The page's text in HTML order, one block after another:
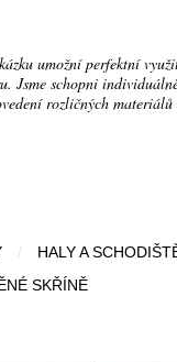
umožní perfektní
Jsme schopni
rozličných materiálů
/
HALY A
SKŘÍNĚ